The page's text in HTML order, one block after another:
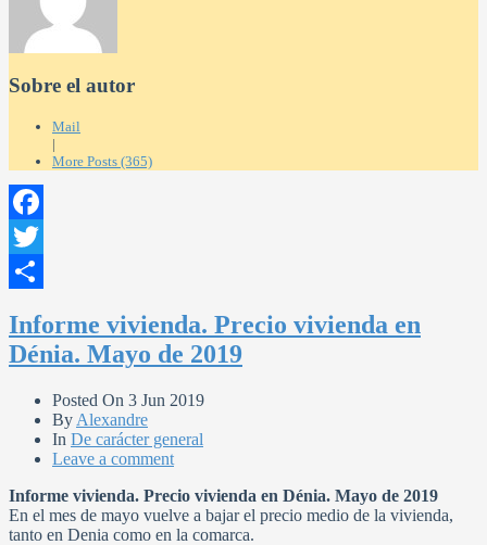
Sobre el autor
Mail
|
More Posts (365)
Facebook
Twitter
Informe vivienda. Precio vivienda en
Dénia. Mayo de 2019
Posted On 3 Jun 2019
By Alexandre
In De carácter general
Leave a comment
Informe vivienda. Precio vivienda en Dénia. Mayo de 2019
En el mes de mayo vuelve a bajar el precio medio de la vivienda,
tanto en Denia como en la comarca.